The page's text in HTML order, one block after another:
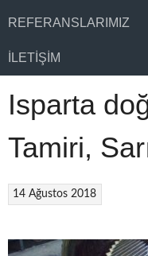
REFERANSLARIMIZ
İLETIŞIM
Isparta
Tamiri,
14 Ağustos 2018